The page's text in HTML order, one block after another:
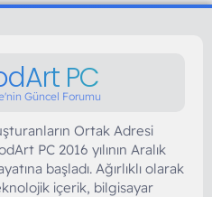
PC
Güncel Forumu
Ortak Adresi
PC 2016 yılının Aralık
başladı. Ağırlıklı olarak
içerik, bilgisayar